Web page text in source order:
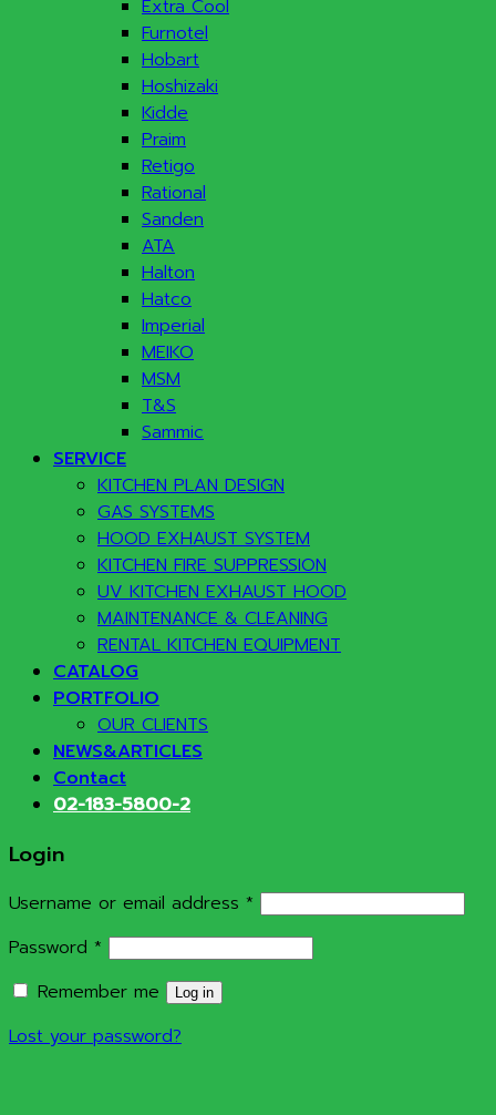
Extra Cool
Furnotel
Hobart
Hoshizaki
Kidde
Praim
Retigo
Rational
Sanden
ATA
Halton
Hatco
Imperial
MEIKO
MSM
T&S
Sammic
SERVICE
KITCHEN PLAN DESIGN
GAS SYSTEMS
HOOD EXHAUST SYSTEM
KITCHEN FIRE SUPPRESSION
UV KITCHEN EXHAUST HOOD
MAINTENANCE & CLEANING
RENTAL KITCHEN EQUIPMENT
CATALOG
PORTFOLIO
OUR CLIENTS
NEWS&ARTICLES
Contact
02-183-5800-2
Login
Username or email address * Required
Password * Required
Remember me
Log in
Lost your password?